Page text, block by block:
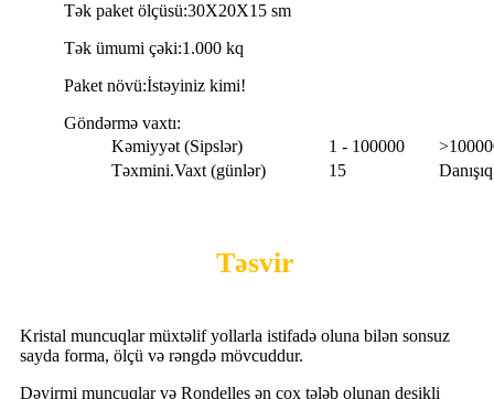
Tək paket ölçüsü:30X20X15 sm
Tək ümumi çəki:1.000 kq
Paket növü:İstəyiniz kimi!
Göndərmə vaxtı:
Kəmiyyət (Sipslər)
1 - 100000
Təxmini.Vaxt (günlər)
15
Təsvir
Kristal muncuqlar müxtəlif yollarla istifadə oluna bilən sonsuz
sayda forma, ölçü və rəngdə mövcuddur.
Dəyirmi muncuqlar və Rondelles ən çox tələb olunan deşikli